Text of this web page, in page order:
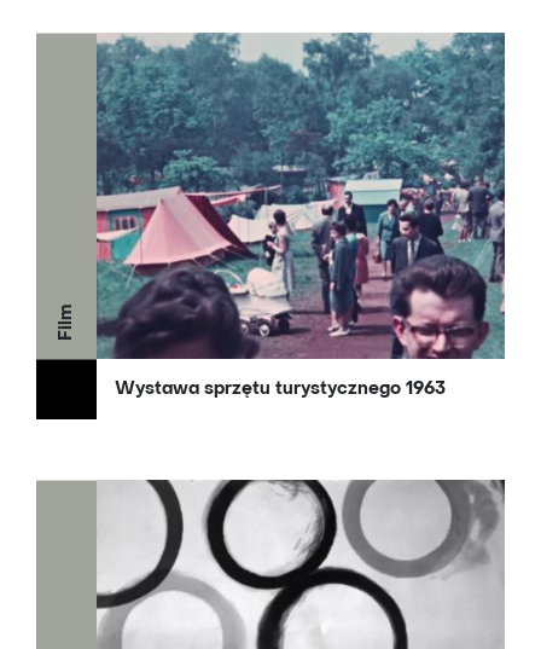
Film
Wystawa sprzętu turystycznego 1963